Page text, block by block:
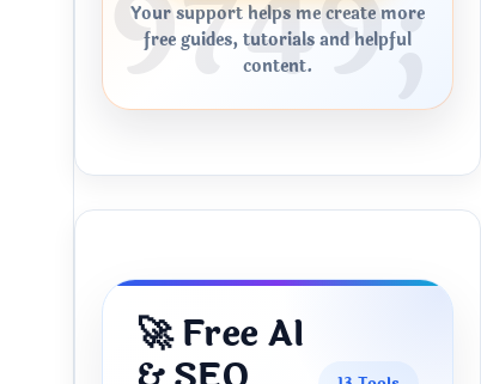
Your support helps me create more
free guides, tutorials and helpful
content.
🚀 Free AI